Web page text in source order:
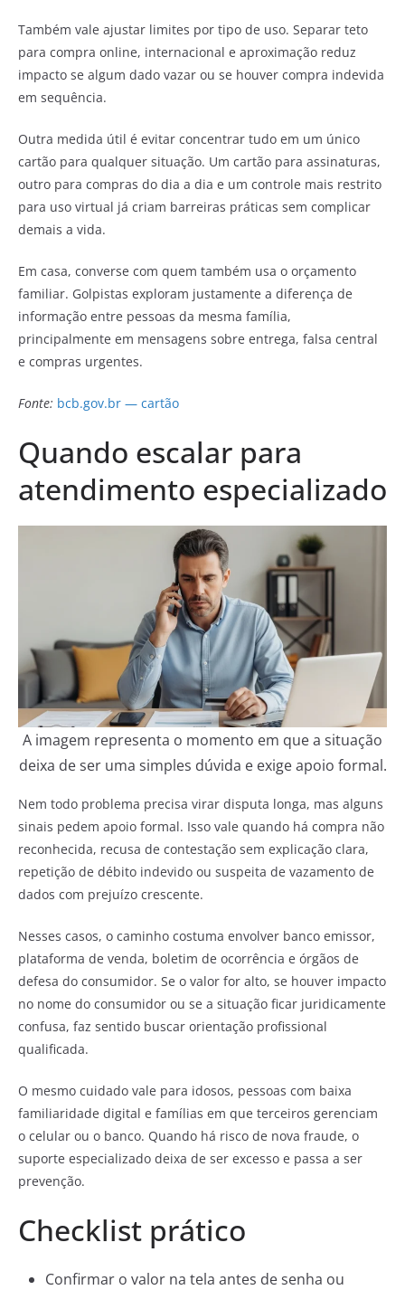
Também vale ajustar limites por tipo de uso. Separar teto
para compra online, internacional e aproximação reduz
impacto se algum dado vazar ou se houver compra indevida
em sequência.
Outra medida útil é evitar concentrar tudo em um único
cartão para qualquer situação. Um cartão para assinaturas,
outro para compras do dia a dia e um controle mais restrito
para uso virtual já criam barreiras práticas sem complicar
demais a vida.
Em casa, converse com quem também usa o orçamento
familiar. Golpistas exploram justamente a diferença de
informação entre pessoas da mesma família,
principalmente em mensagens sobre entrega, falsa central
e compras urgentes.
Fonte: bcb.gov.br — cartão
Quando escalar para
atendimento especializado
A imagem representa o momento em que a situação
deixa de ser uma simples dúvida e exige apoio formal.
Nem todo problema precisa virar disputa longa, mas alguns
sinais pedem apoio formal. Isso vale quando há compra não
reconhecida, recusa de contestação sem explicação clara,
repetição de débito indevido ou suspeita de vazamento de
dados com prejuízo crescente.
Nesses casos, o caminho costuma envolver banco emissor,
plataforma de venda, boletim de ocorrência e órgãos de
defesa do consumidor. Se o valor for alto, se houver impacto
no nome do consumidor ou se a situação ficar juridicamente
confusa, faz sentido buscar orientação profissional
qualificada.
O mesmo cuidado vale para idosos, pessoas com baixa
familiaridade digital e famílias em que terceiros gerenciam
o celular ou o banco. Quando há risco de nova fraude, o
suporte especializado deixa de ser excesso e passa a ser
prevenção.
Checklist prático
Confirmar o valor na tela antes de senha ou